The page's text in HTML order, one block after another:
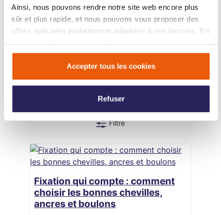
Ainsi, nous pouvons rendre notre site web encore plus
sûr et plus rapide, et nous pouvons vous proposer des
offres spéciales parfaitement adaptées à vos besoins. En
cookies.
Accepter tous les cookies
Refuser
Lisez aussi nos blogs sur les
fixations
Filtre
Fixation qui compte : comment
choisir les bonnes chevilles,
ancres et boulons